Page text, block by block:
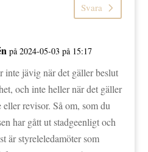
Svara
på 2024-05-03 på 15:17
inte jävig när det gäller beslut
och inte heller när det gäller
eller revisor. Så om, som du
har gått ut stadgeenligt och
är styreleledamöter som